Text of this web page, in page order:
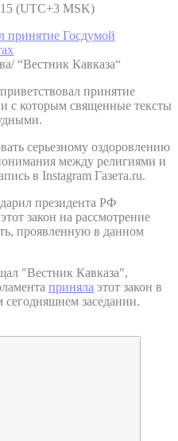
(UTC+3 MSK)
“Вестник Кавказа“
приветствовал принятие
с которым священные тексты
серьезному оздоровлению
между религиями и
в Instagram Газета.ru.
президента РФ
закон на рассмотрение
проявленную в данном
"Вестник Кавказа",
приняла этот закон в
сегодняшнем заседании.